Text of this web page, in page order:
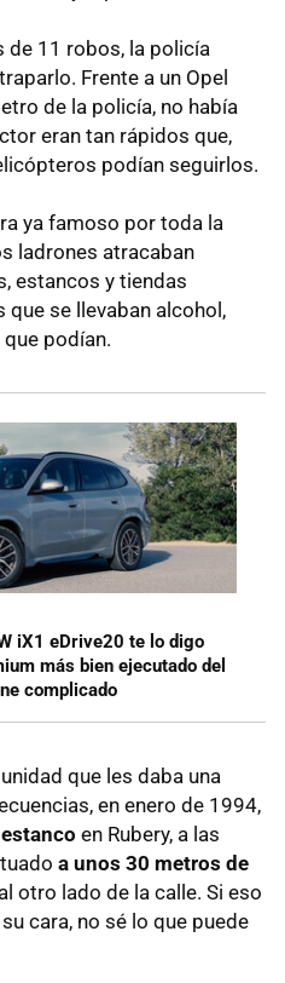
de 11 robos, la policía
Frente a un Opel
de la policía, no había
eran tan rápidos que,
podían seguirlos.
ya famoso por toda la
ladrones atracaban
estancos y tiendas
se llevaban alcohol,
podían.
iX1 eDrive20 te lo digo
más bien ejecutado del
complicado
que les daba una
en enero de 1994,
en Rubery, a las
a unos 30 metros de
al otro lado de la calle. Si eso
cara, no sé lo que puede